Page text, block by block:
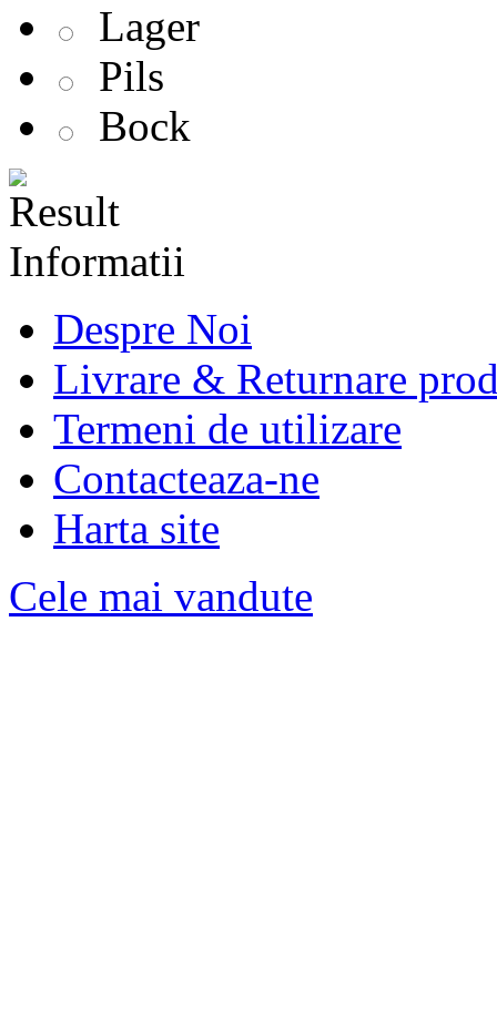
Lager
Pils
Bock
Informatii
Despre Noi
Livrare & Returnare
Termeni de utilizare
Contacteaza-ne
Harta site
Cele mai vandute